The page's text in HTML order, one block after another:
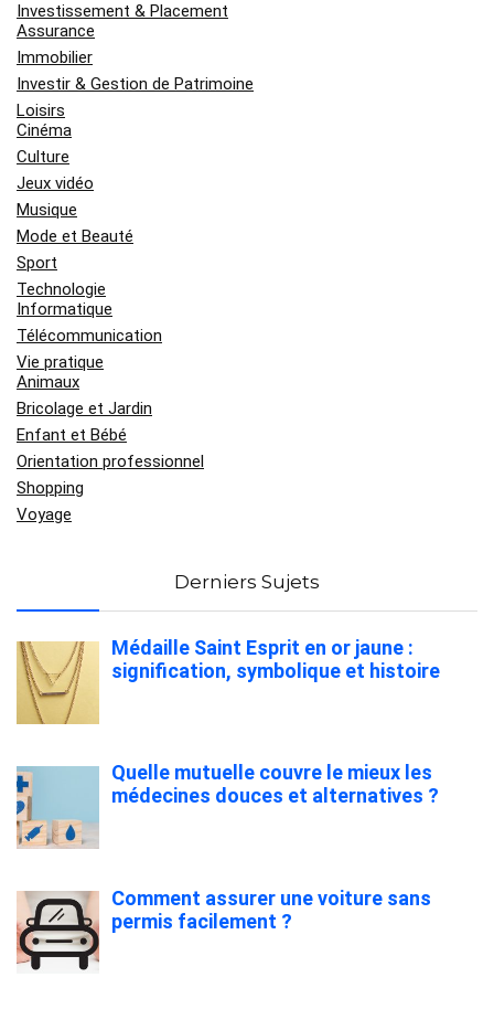
Investissement & Placement
Assurance
Immobilier
Investir & Gestion de Patrimoine
Loisirs
Cinéma
Culture
Jeux vidéo
Musique
Mode et Beauté
Sport
Technologie
Informatique
Télécommunication
Vie pratique
Animaux
Bricolage et Jardin
Enfant et Bébé
Orientation professionnel
Shopping
Voyage
Derniers Sujets
Médaille Saint Esprit en or jaune :
signification, symbolique et histoire
Quelle mutuelle couvre le mieux les
médecines douces et alternatives ?
Comment assurer une voiture sans
permis facilement ?